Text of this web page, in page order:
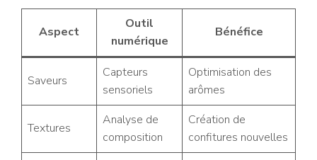
Aspect
Outil
numérique
Bénéfice
Saveurs
Capteurs
sensoriels
Optimisation des
arômes
Textures
Analyse de
composition
Création de
confitures nouvelles